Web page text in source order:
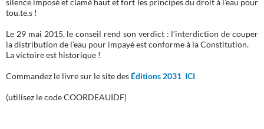
tou.te.s !
Le 29 mai 2015, le conseil rend son verdict : l’interdiction de couper
la distribution de l’eau pour impayé est conforme à la Constitution.
La victoire est historique !
Commandez le livre sur le site des Éditions 2031 ICI
(utilisez le code COORDEAUIDF)